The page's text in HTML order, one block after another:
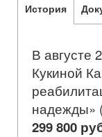
История
В августе
Кукиной
надежды»
299 800